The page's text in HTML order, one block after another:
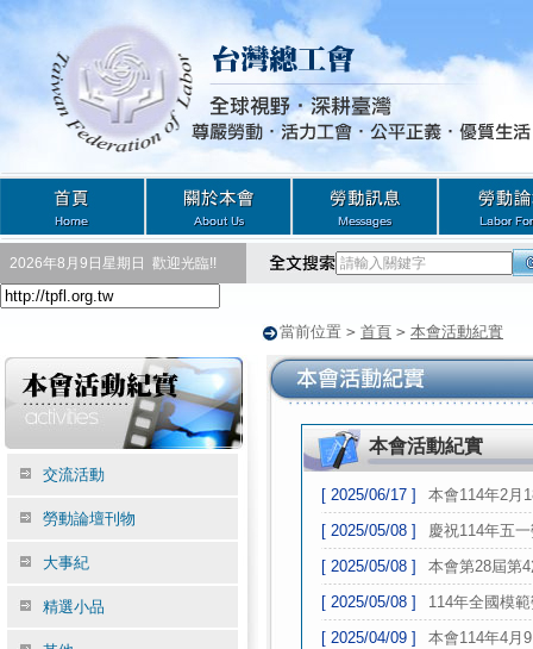
2026年8月9日星期日 歡迎光臨!!
當前位置 > 首頁 > 本會活動紀實
交流活動
勞動論壇刊物
大事紀
精選小品
本會活動紀實
[ 2025/06/17 ]
本會114年2月
[ 2025/05/08 ]
慶祝114年五
[ 2025/05/08 ]
本會第28屆第
[ 2025/05/08 ]
114年全國模
[ 2025/04/09 ]
本會114年4月